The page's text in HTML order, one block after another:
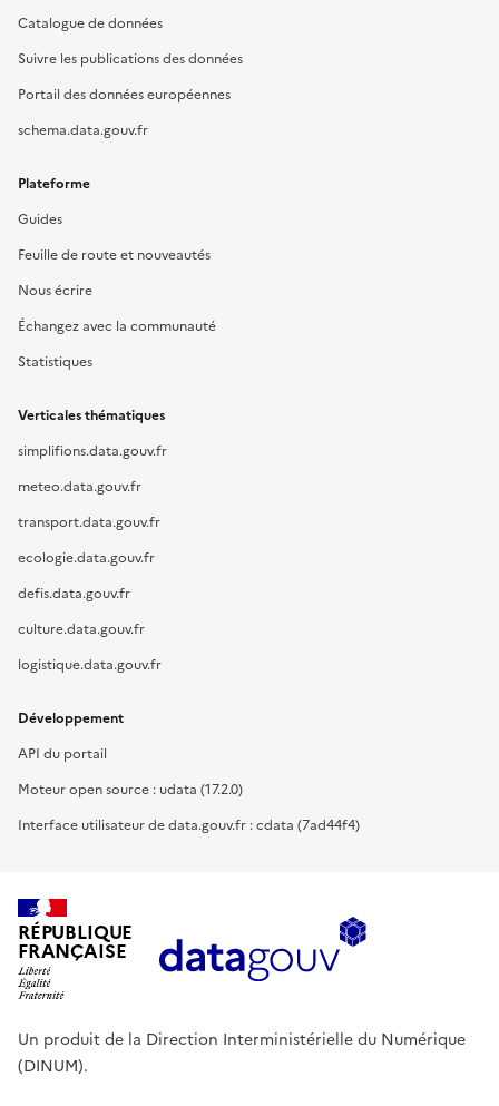
Catalogue de données
Suivre les publications des données
Portail des données européennes
schema.data.gouv.fr
Plateforme
Guides
Feuille de route et nouveautés
Nous écrire
Échangez avec la communauté
Statistiques
Verticales thématiques
simplifions.data.gouv.fr
meteo.data.gouv.fr
transport.data.gouv.fr
ecologie.data.gouv.fr
defis.data.gouv.fr
culture.data.gouv.fr
logistique.data.gouv.fr
Développement
API du portail
Moteur open source : udata (17.2.0)
Interface utilisateur de data.gouv.fr : cdata (7ad44f4)
RÉPUBLIQUE
FRANÇAISE
Un produit de la Direction Interministérielle du Numérique
(DINUM).